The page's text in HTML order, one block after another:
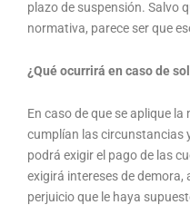
plazo de suspensión. Salvo
normativa, parece ser que
¿Qué ocurrirá en caso de
En caso de que se aplique
cumplían las circunstancias
podrá exigir el pago de las
exigirá intereses de
perjuicio que le haya